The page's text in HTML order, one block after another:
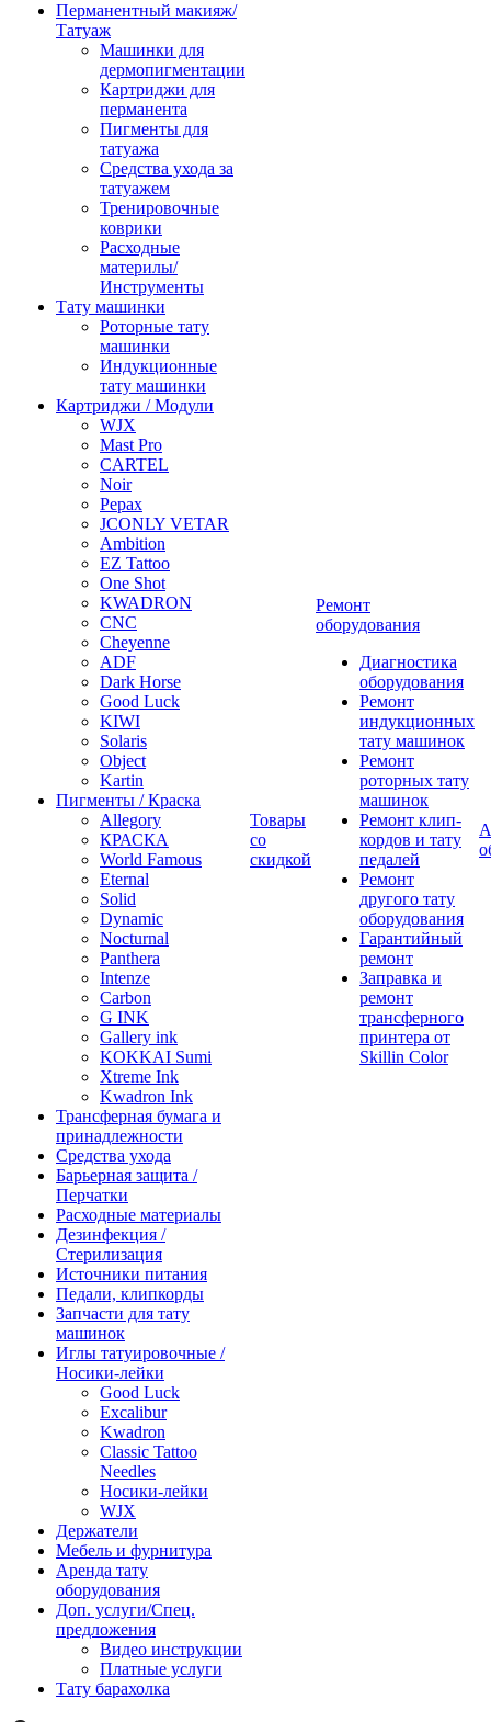
Перманентный макияж/
Татуаж
Машинки для
дермопигментации
Картриджи для
перманента
Пигменты для
татуажа
Средства ухода за
татуажем
Тренировочные
коврики
Расходные
материлы/
Инструменты
Тату машинки
Роторные тату
машинки
Индукционные
тату машинки
Картриджи / Модули
WJX
Mast Pro
CARTEL
Noir
Pepax
JCONLY VETAR
Ambition
EZ Tattoo
One Shot
KWADRON
CNC
Cheyenne
ADF
Dark Horse
Good Luck
KIWI
Solaris
Object
Kartin
Пигменты / Краска
Allegory
КРАСКА
World Famous
Eternal
Solid
Dynamic
Nocturnal
Panthera
Intenze
Carbon
G INK
Gallery ink
KOKKAI Sumi
Xtreme Ink
Kwadron Ink
Трансферная бумага и
принадлежности
Средства ухода
Барьерная защита /
Перчатки
Расходные материалы
Дезинфекция /
Стерилизация
Источники питания
Педали, клипкорды
Запчасти для тату
машинок
Иглы татуировочные /
Носики-лейки
Good Luck
Excalibur
Kwadron
Classic Tattoo
Needles
Носики-лейки
WJX
Держатели
Мебель и фурнитура
Аренда тату
оборудования
Доп. услуги/Спец.
предложения
Видео инструкции
Платные услуги
Тату барахолка
Товары
со
скидкой
Ремонт
оборудования
Диагностика
оборудования
Ремонт
индукционных
тату машинок
Ремонт
роторных тату
машинок
Ремонт клип-
кордов и тату
педалей
Ремонт
другого тату
оборудования
Гарантийный
ремонт
Заправка и
ремонт
трансферного
принтера от
Skillin Color